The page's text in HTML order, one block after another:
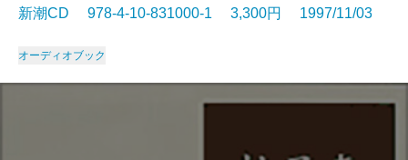
新潮CD 978-4-10-831000-1 3,300円 1997/11/03
オーディオブック